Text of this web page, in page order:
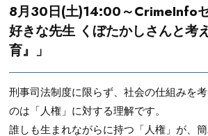
プ
8月30日(土)14:00～CrimeInfo
好きな先生 くぼたかしさんと考
育』」
刑事司法制度に限らず、社会の仕組みを
のは「人権」に対する理解です。
誰しも生まれながらに持つ「人権」が、簡